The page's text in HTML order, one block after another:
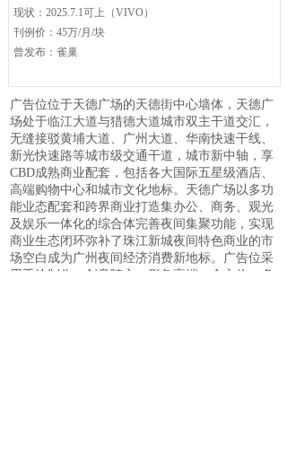
现状：2025.7.1可上（VIVO）
刊例价：45万/月/块
曾发布：雀巢
广告位位于天德广场的天德街中心墙体，天德广
场处于临江大道与猎德大道城市双主干道交汇，
无缝接驳黄埔大道、广州大道、华南快速干线、
新光快速路等城市级交通干道，城市新中轴，享
CBD成熟商业配套，包括各大国际五星级酒店、
高端购物中心和城市文化地标。天德广场以多功
能业态配套和跨界商业打造集办公、商务、观光
及娱乐一体化的综合体完善夜间集聚功能，实现
商业生态闭环弥补了珠江新城夜间特色商业的市
场空白成为广州夜间经济消费新地标。广告位采
用手绘制作，创意随心，形象高端，全方位、多